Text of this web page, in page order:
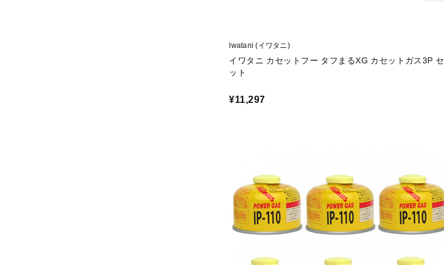
Iwatani (イワタニ)
イワタニ カセットフー タフまるXG カセットガス3P セ
ット
¥11,297